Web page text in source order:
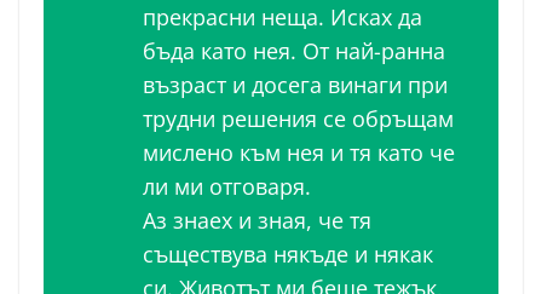
прекрасни неща. Исках да
бъда като нея. От най-ранна
възраст и досега винаги при
трудни решения се обръщам
мислено към нея и тя като че
ли ми отговаря.
Аз знаех и зная, че тя
съществува някъде и някак